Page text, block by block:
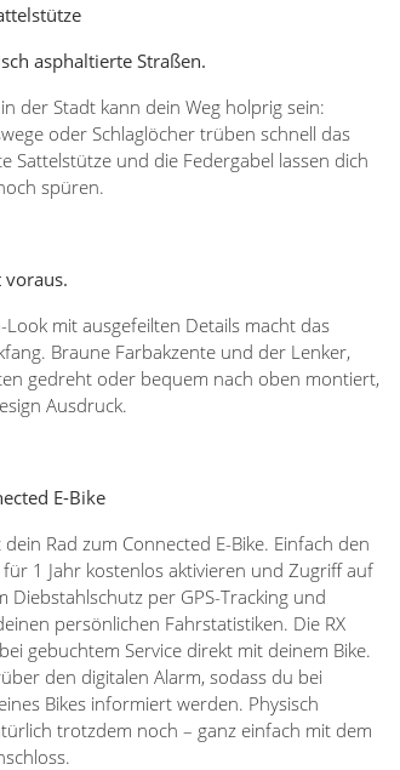
asphaltierte Straßen.
der Stadt kann dein Weg holprig sein:
oder Schlaglöcher trüben schnell das
Sattelstütze und die Federgabel lassen dich
spüren.
mit ausgefeilten Details macht das
Braune Farbakzente und der Lenker,
gedreht oder bequem nach oben montiert,
Ausdruck.
E-Bike
Rad zum Connected E-Bike. Einfach den
für 1 Jahr kostenlos aktivieren und Zugriff auf
Diebstahlschutz per GPS-Tracking und
persönlichen Fahrstatistiken. Die RX
gebuchtem Service direkt mit deinem Bike.
den digitalen Alarm, sodass du bei
Bikes informiert werden. Physisch
trotzdem noch – ganz einfach mit dem